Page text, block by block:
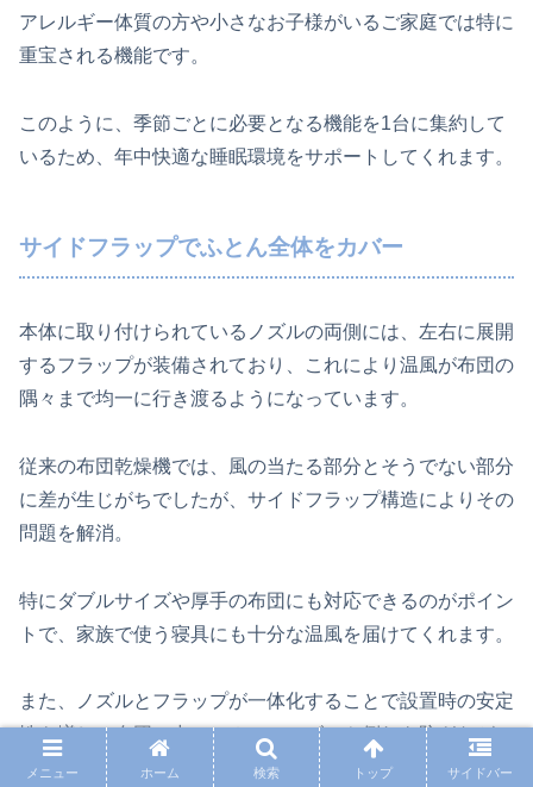
アレルギー体質の方や小さなお子様がいるご家庭では特に
重宝される機能です。
このように、季節ごとに必要となる機能を1台に集約して
いるため、年中快適な睡眠環境をサポートしてくれます。
サイドフラップでふとん全体をカバー
本体に取り付けられているノズルの両側には、左右に展開
するフラップが装備されており、これにより温風が布団の
隅々まで均一に行き渡るようになっています。
従来の布団乾燥機では、風の当たる部分とそうでない部分
に差が生じがちでしたが、サイドフラップ構造によりその
問題を解消。
特にダブルサイズや厚手の布団にも対応できるのがポイン
トで、家族で使う寝具にも十分な温風を届けてくれます。
また、ノズルとフラップが一体化することで設置時の安定
性も増し、布団の中でのホースのズレや倒れを防ぎなが
ら、しっかりと暖気を送り込むことができます。
メニュー ホーム 検索 トップ サイドバー